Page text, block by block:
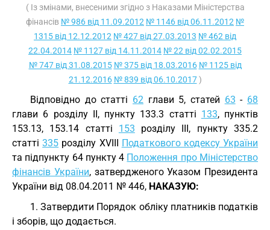
( Із змінами, внесеними згідно з Наказами Міністерства
фінансів № 986 від 11.09.2012 № 1146 від 06.11.2012 №
1315 від 12.12.2012 № 427 від 27.03.2013 № 462 від
22.04.2014 № 1127 від 14.11.2014 № 22 від 02.02.2015
№ 747 від 31.08.2015 № 375 від 18.03.2016 № 1125 від
21.12.2016 № 839 від 06.10.2017)
Відповідно до статті 62 глави 5, статей 63 - 68
глави 6 розділу II, пункту 133.3 статті 133, пунктів
153.13, 153.14 статті 153 розділу III, пункту 335.2
статті335 розділу XVIII Податкового кодексу України
та підпункту 64 пункту 4 Положення про Міністерство
фінансів України, затвердженого Указом Президента
України від 08.04.2011 № 446, НАКАЗУЮ:
1. Затвердити Порядок обліку платників податків
і зборів, що додається.